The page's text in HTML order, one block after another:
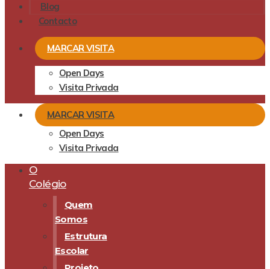
Blog
Contacto
MARCAR VISITA
Open Days
Visita Privada
MARCAR VISITA
Open Days
Visita Privada
O
Colégio
Quem
Somos
Estrutura
Escolar